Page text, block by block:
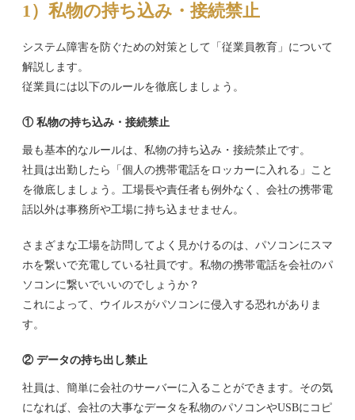
1）私物の持ち込み・接続禁止
システム障害を防ぐための対策として「従業員教育」について
解説します。
従業員には以下のルールを徹底しましょう。
① 私物の持ち込み・接続禁止
最も基本的なルールは、私物の持ち込み・接続禁止です。
社員は出勤したら「個人の携帯電話をロッカーに入れる」こと
を徹底しましょう。工場長や責任者も例外なく、会社の携帯電
話以外は事務所や工場に持ち込ませません。
さまざまな工場を訪問してよく見かけるのは、パソコンにスマ
ホを繋いで充電している社員です。私物の携帯電話を会社のパ
ソコンに繋いでいいのでしょうか？
これによって、ウイルスがパソコンに侵入する恐れがありま
す。
② データの持ち出し禁止
社員は、簡単に会社のサーバーに入ることができます。その気
になれば、会社の大事なデータを私物のパソコンやUSBにコピ